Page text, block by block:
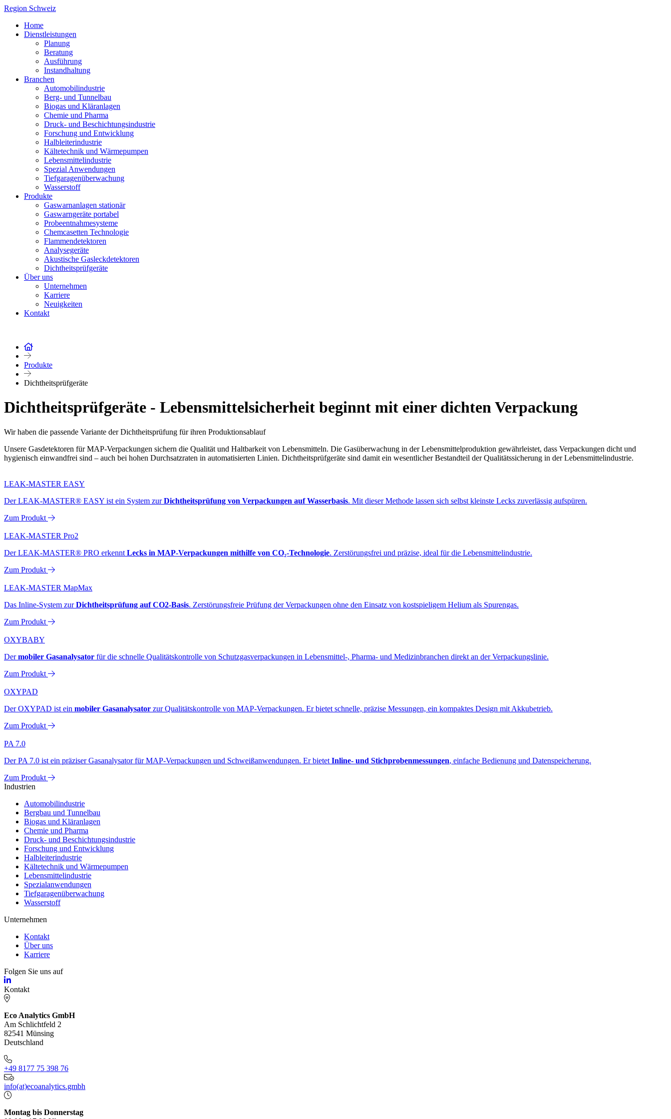
Region Schweiz
Home
Dienstleistungen
Planung
Beratung
Ausführung
Instandhaltung
Branchen
Automobilindustrie
Berg- und Tunnelbau
Biogas und Kläranlagen
Chemie und Pharma
Druck- und Beschichtungsindustrie
Forschung und Entwicklung
Halbleiterindustrie
Kältetechnik und Wärmepumpen
Lebensmittelindustrie
Spezial Anwendungen
Tiefgaragenüberwachung
Wasserstoff
Produkte
Gaswarnanlagen stationär
Gaswarngeräte portabel
Probeentnahmesysteme
Chemcasetten Technologie
Flammendetektoren
Analysegeräte
Akustische Gasleckdetektoren
Dichtheitsprüfgeräte
Über uns
Unternehmen
Karriere
Neuigkeiten
Kontakt
Produkte
Dichtheitsprüfgeräte
Dichtheitsprüfgeräte - Lebensmittelsicherheit beginnt mit einer dichten Verpackung
Wir haben die passende Variante der Dichtheitsprüfung für ihren Produktionsablauf
Unsere Gasdetektoren für MAP-Verpackungen sichern die Qualität und Haltbarkeit von Lebensmitteln. Die Gasüberwachung in der Lebensmittelproduktion gewährleistet, dass Verpackungen dicht und
hygienisch einwandfrei sind – auch bei hohen Durchsatzraten in automatisierten Linien. Dichtheitsprüfgeräte sind damit ein wesentlicher Bestandteil der Qualitätssicherung in der Lebensmittelindustrie.
LEAK-MASTER EASY
Der LEAK-MASTER® EASY ist ein System zurDichtheitsprüfung von Verpackungen auf Wasserbasis. Mit dieser Methode lassen sich selbst kleinste Lecks zuverlässig aufspüren.
Zum Produkt
LEAK-MASTER Pro2
Der LEAK-MASTER® PRO erkennt Lecks in MAP-Verpackungen mithilfe von CO₂-Technologie. Zerstörungsfrei und präzise, ideal für die Lebensmittelindustrie.
Zum Produkt
LEAK-MASTER MapMax
Das Inline-System zurDichtheitsprüfung auf CO2-Basis. Zerstörungsfreie Prüfung der Verpackungen ohne den Einsatz von kostspieligem Helium als Spurengas.
Zum Produkt
OXYBABY
Dermobiler Gasanalysator für die schnelle Qualitätskontrolle von Schutzgasverpackungen in Lebensmittel-, Pharma- und Medizinbranchen direkt an der Verpackungslinie.
Zum Produkt
OXYPAD
Der OXYPAD ist ein mobiler Gasanalysator zur Qualitätskontrolle von MAP-Verpackungen. Er bietet schnelle, präzise Messungen, ein kompaktes Design mit Akkubetrieb.
Zum Produkt
PA 7.0
Der PA 7.0 ist ein präziser Gasanalysator für MAP-Verpackungen und Schweißanwendungen. Er bietet Inline- und Stichprobenmessungen, einfache Bedienung und Datenspeicherung.
Zum Produkt
Industrien
Automobilindustrie
Bergbau und Tunnelbau
Biogas und Kläranlagen
Chemie und Pharma
Druck- und Beschichtungsindustrie
Forschung und Entwicklung
Halbleiterindustrie
Kältetechnik und Wärmepumpen
Lebensmittelindustrie
Spezialanwendungen
Tiefgaragenüberwachung
Wasserstoff
Unternehmen
Kontakt
Über uns
Karriere
Folgen Sie uns auf
Kontakt
Eco Analytics GmbH
Am Schlichtfeld 2
82541 Münsing
Deutschland
+49 8177 75 398 76
info(at)ecoanalytics.gmbh
Montag bis Donnerstag